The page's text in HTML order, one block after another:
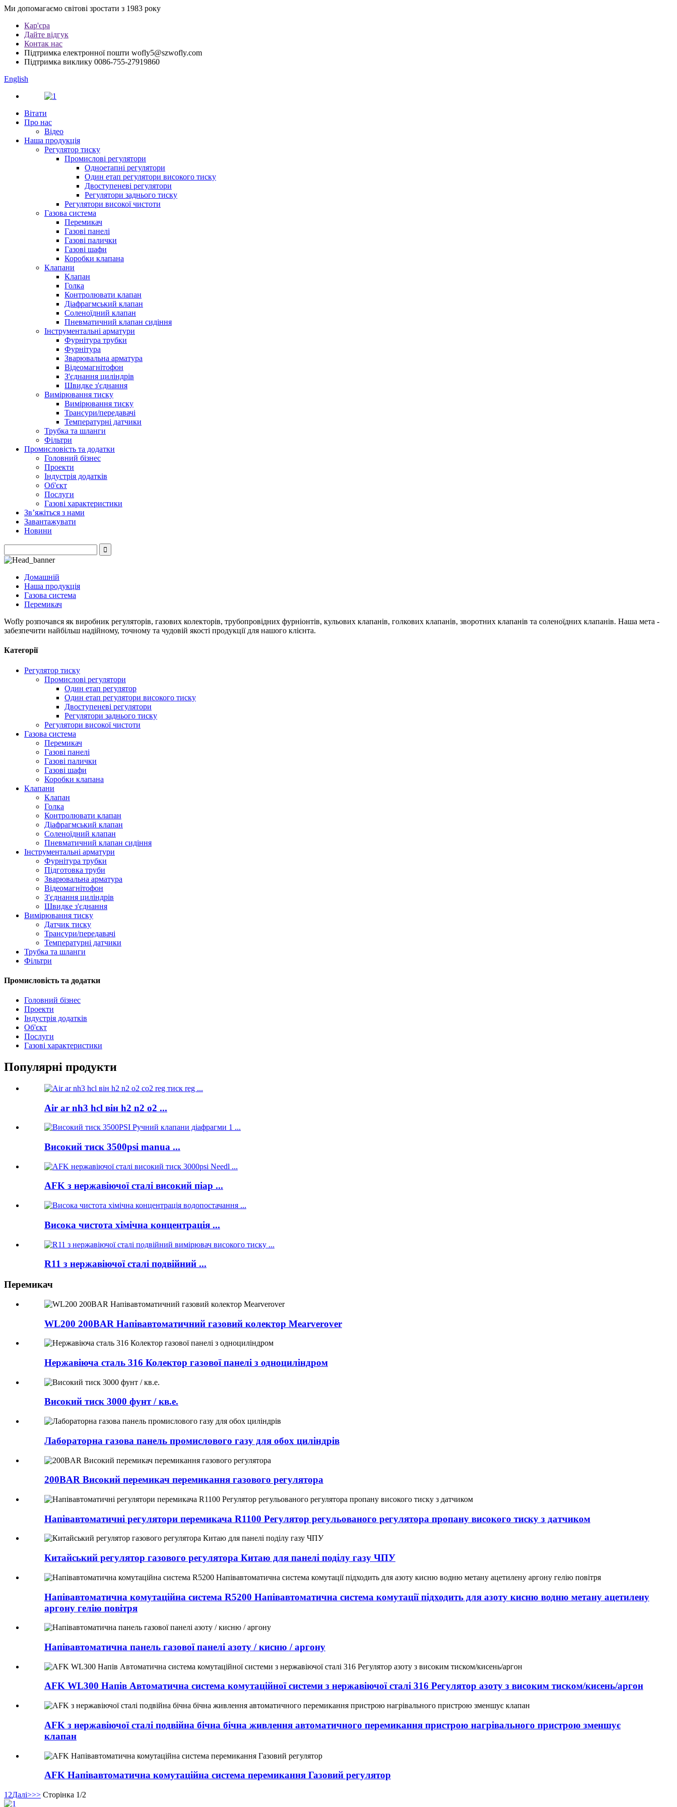
Ми допомагаємо світові зростати з 1983 року
Кар'єра
Дайте відгук
Контак нас
Підтримка електронної пошти wofly5@szwofly.com
Підтримка виклику 0086-755-27919860
English
Вітати
Про нас
Відео
Наша продукція
Регулятор тиску
Промислові регулятори
Одноетапні регулятори
Один етап регулятори високого тиску
Двоступеневі регулятори
Регулятори заднього тиску
Регулятори високої чистоти
Газова система
Перемикач
Газові панелі
Газові палички
Газові шафи
Коробки клапана
Клапани
Клапан
Голка
Контролювати клапан
Діафрагмський клапан
Соленоїдний клапан
Пневматичний клапан сидіння
Інструментальні арматури
Фурнітура трубки
Фурнітура
Зварювальна арматура
Відеомагнітофон
З'єднання циліндрів
Швидке з'єднання
Вимірювання тиску
Вимірювання тиску
Трансури/передавачі
Температурні датчики
Трубка та шланги
Фільтри
Промисловість та додатки
Головний бізнес
Проекти
Індустрія додатків
Об'єкт
Послуги
Газові характеристики
Зв’яжіться з нами
Завантажувати
Новини
Домашній
Наша продукція
Газова система
Перемикач
Wofly розпочався як виробник регуляторів, газових колекторів, трубопровідних фурніонтів, кульових клапанів, голкових клапанів, зворотних клапанів та соленоїдних клапанів. Наша мета -
забезпечити найбільш надійному, точному та чудовій якості продукції для нашого клієнта.
Категорії
Регулятор тиску
Промислові регулятори
Один етап регулятор
Один етап регулятори високого тиску
Двоступеневі регулятори
Регулятори заднього тиску
Регулятори високої чистоти
Газова система
Перемикач
Газові панелі
Газові палички
Газові шафи
Коробки клапана
Клапани
Клапан
Голка
Контролювати клапан
Діафрагмський клапан
Соленоїдний клапан
Пневматичний клапан сидіння
Інструментальні арматури
Фурнітура трубки
Підготовка труби
Зварювальна арматура
Відеомагнітофон
З'єднання циліндрів
Швидке з'єднання
Вимірювання тиску
Датчик тиску
Трансури/передавачі
Температурні датчики
Трубка та шланги
Фільтри
Промисловість та додатки
Головний бізнес
Проекти
Індустрія додатків
Об'єкт
Послуги
Газові характеристики
Популярні продукти
Air ar nh3 hcl він h2 n2 o2 ...
Високий тиск 3500psi manua ...
AFK з нержавіючої сталі високий піар ...
Висока чистота хімічна концентрація ...
R11 з нержавіючої сталі подвійний ...
Перемикач
WL200 200BAR Напівавтоматичний газовий колектор Mearverover
Нержавіюча сталь 316 Колектор газової панелі з одноциліндром
Високий тиск 3000 фунт / кв.е.
Лабораторна газова панель промислового газу для обох циліндрів
200BAR Високий перемикач перемикання газового регулятора
Напівавтоматичні регулятори перемикача R1100 Регулятор регульованого регулятора пропану високого тиску з датчиком
Китайський регулятор газового регулятора Китаю для панелі поділу газу ЧПУ
Напівавтоматична комутаційна система R5200 Напівавтоматична система комутації підходить для азоту кисню водню метану ацетилену
аргону гелію повітря
Напівавтоматична панель газової панелі азоту / кисню / аргону
AFK WL300 Напів Автоматична система комутаційної системи з нержавіючої сталі 316 Регулятор азоту з високим тиском/кисень/аргон
AFK з нержавіючої сталі подвійна бічна бічна живлення автоматичного перемикання пристрою нагрівального пристрою зменшує
клапан
AFK Напівавтоматична комутаційна система перемикання Газовий регулятор
1 2Далі>>> Сторінка 1/2